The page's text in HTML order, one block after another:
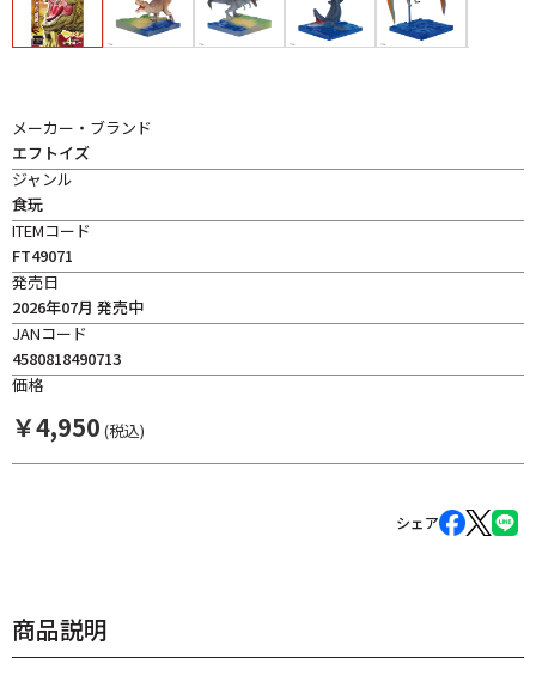
メーカー・ブランド
エフトイズ
ジャンル
食玩
ITEMコード
FT49071
発売日
2026年07月 発売中
JANコード
4580818490713
価格
￥4,950 (税込)
シェア
商品説明